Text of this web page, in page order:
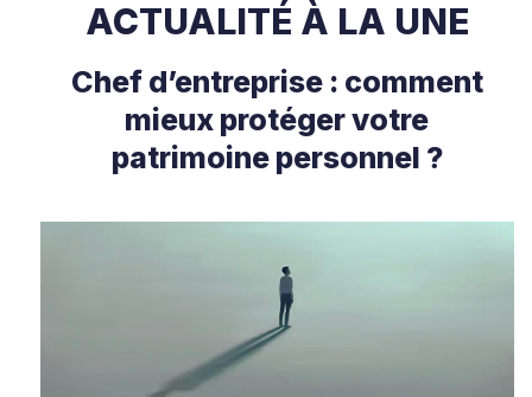
ACTUALITÉ À LA UNE
Chef d’entreprise : comment
mieux protéger votre
patrimoine personnel ?